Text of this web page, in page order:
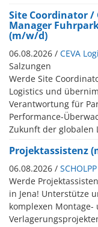
Site Coordinator /
Manager
(m/w/d)
06.08.2026 / CEVA
Salzungen
Werde Site
Logistics und
Verantwortung für
Performance-
Zukunft der globalen
Projektassistenz
06.08.2026 /
Werde
in Jena! Unterstütze
komplexen Montage-